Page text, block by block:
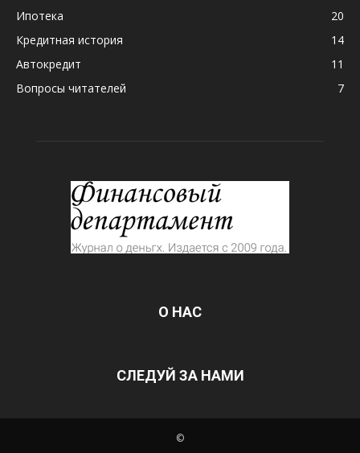
Ипотека
20
Кредитная история
14
Автокредит
11
Вопросы читателей
7
О НАС
СЛЕДУЙ ЗА НАМИ
©